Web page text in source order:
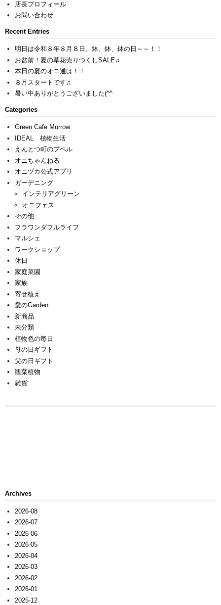
店長プロフィール
お問い合わせ
Recent Entries
明日は令和８年８月８日。鉢、鉢、鉢の日～～！！
お盆前！夏の草花売りつくしSALE♫
本日の夏のオニ通は！！
８月スタートです♫
暑い中ありがとうございました(^^ゞ
Categories
Green Cafe Morrow
IDEAL 植物生活
えんとつ町のプペル
オニちゃんねる
オニヅカ公式アプリ
ガーデニング
インテリアグリーン
オニフェス
その他
フラワンダフルライフ
マルシェ
ワークショップ
休日
家庭菜園
家族
寄せ植え
愛のGarden
新商品
未分類
植物色の毎日
母の日ギフト
父の日ギフト
観葉植物
雑貨
Archives
2026-08
2026-07
2026-06
2026-05
2026-04
2026-03
2026-02
2026-01
2025-12